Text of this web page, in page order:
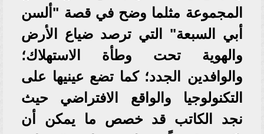
المجموعة مثلما وضح في قصة "ألسن
أبي السبعة" التي ترصد ضياع الأرض
والهوية تحت وطأة الاستهلاك؛
والوافدين الجدد؛ كما تضع عينيها على
التكنولوجيا والواقع الافتراضي حيث
نجد الكاتب قد خصص ما يمكن أن